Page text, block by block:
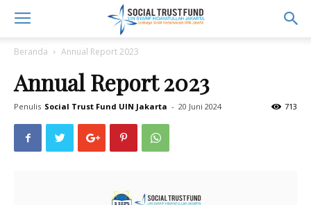
Beranda Annual Report 2023
Annual Report 2023
Penulis Social Trust Fund UIN Jakarta - 20 Juni 2024 713